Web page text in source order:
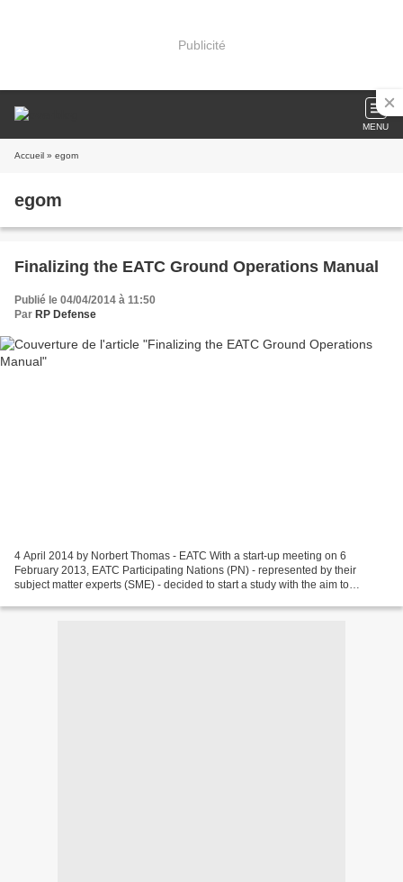
Publicité
MENU
Accueil » egom
egom
Finalizing the EATC Ground Operations Manual
Publié le 04/04/2014 à 11:50
Par RP Defense
4 April 2014 by Norbert Thomas - EATC With a start-up meeting on 6
February 2013, EATC Participating Nations (PN) - represented by their
subject matter experts (SME) - decided to start a study with the aim to